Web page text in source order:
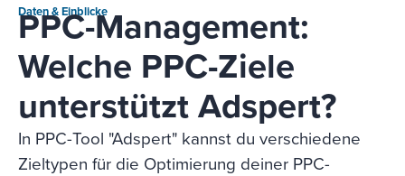
Daten & Einblicke
PPC-Management:
Welche PPC-Ziele
unterstützt Adspert?
In PPC-Tool "Adspert" kannst du verschiedene
Zieltypen für die Optimierung deiner PPC-